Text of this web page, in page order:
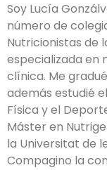
Soy Lucía
número de
Nutricionistas de
especializada en
clínica. Me
además estudié
Física y el
Máster en
la Universitat de
Compagino la